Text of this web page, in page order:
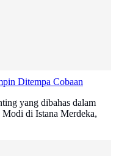
Ditempa Cobaan
yang dibahas dalam
Modi di Istana Merdeka,